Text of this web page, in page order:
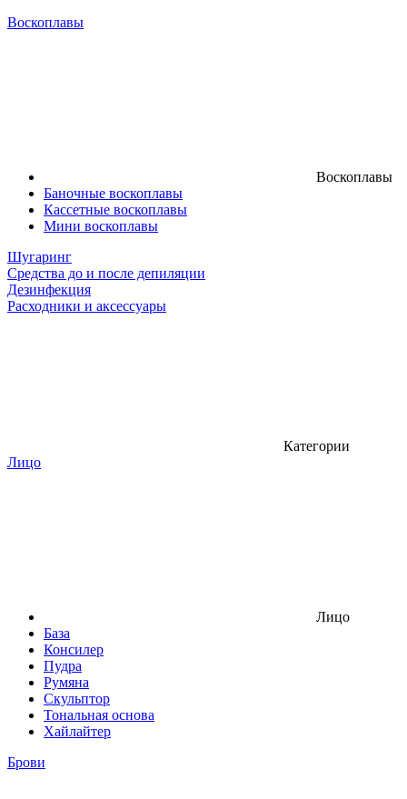
Воскоплавы
Воскоплавы
Баночные воскоплавы
Кассетные воскоплавы
Мини воскоплавы
Шугаринг
Средства до и после депиляции
Дезинфекция
Расходники и аксессуары
Категории
Лицо
Лицо
База
Консилер
Пудра
Румяна
Скульптор
Тональная основа
Хайлайтер
Брови